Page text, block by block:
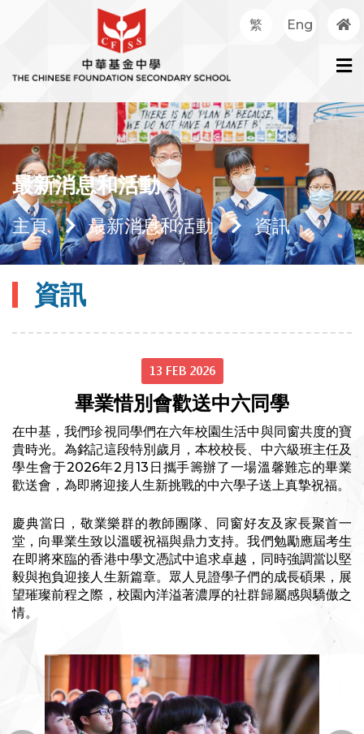
繁 Eng
最新消息和活動
主頁 最新消息和活動 資訊
資訊
13 FEB 2026
畢業惜別會歡送中六同學
在中基，我們珍視同學們在六年校園生活中與同窗共度的寶
貴時光。為銘記這段特別歲月，本校校長、中六級班主任及
學生會于2026年2月13日攜手籌辦了一場溫馨難忘的畢業
歡送會，為即將迎接人生新挑戰的中六學子送上真摯祝福。
慶典當日，敬業樂群的教師團隊、同窗好友及家長聚首一
堂，向畢業生致以溫暖祝福與鼎力支持。我們勉勵應屆考生
在即將來臨的香港中學文憑試中追求卓越，同時強調當以堅
毅與抱負迎接人生新篇章。眾人見證學子們的成長碩果，展
望璀璨前程之際，校園內洋溢著濃厚的社群歸屬感與驕傲之
情。